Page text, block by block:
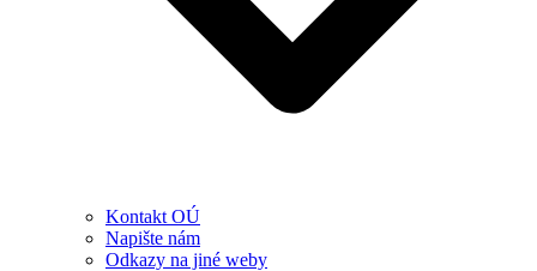
Kontakt OÚ
Napište nám
Odkazy na jiné weby